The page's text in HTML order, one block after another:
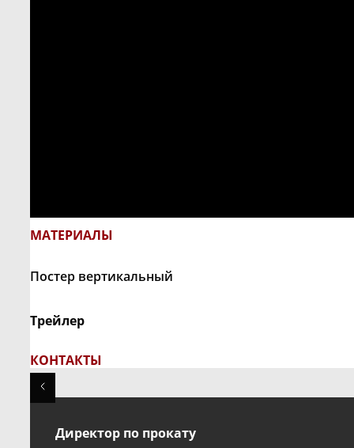
МАТЕРИАЛЫ
Постер вертикальный
Трейлер
КОНТАКТЫ
Директор по прокату